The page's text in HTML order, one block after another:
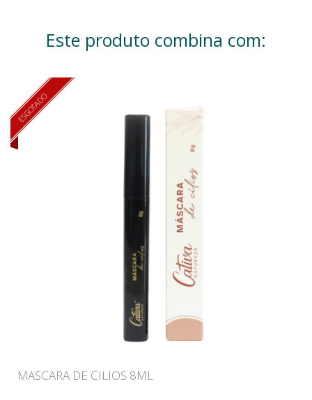
Este produto combina com:
ESGOTADO
MASCARA DE CILIOS 8ML